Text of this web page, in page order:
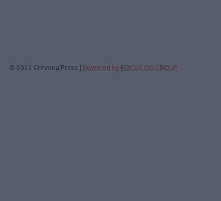
© 2022 Grevena Press | Powered by FOCUS ON GROUP